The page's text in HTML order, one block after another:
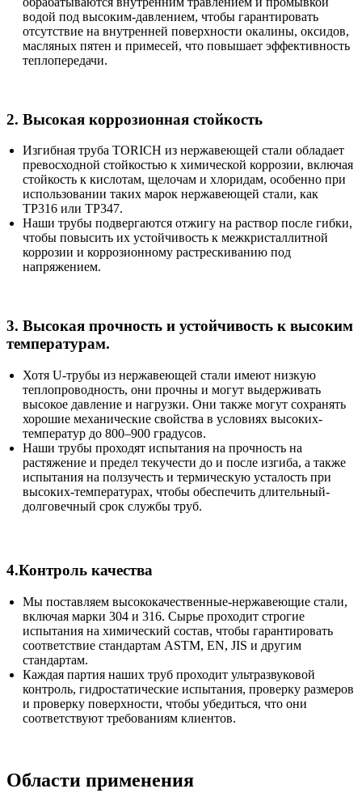
водой под высоким-давлением, чтобы гарантировать
отсутствие на внутренней поверхности окалины, оксидов,
масляных пятен и примесей, что повышает эффективность
теплопередачи.
2. Высокая коррозионная стойкость
Изгибная труба TORICH из нержавеющей стали обладает
превосходной стойкостью к химической коррозии, включая
стойкость к кислотам, щелочам и хлоридам, особенно при
использовании таких марок нержавеющей стали, как
TP316 или TP347.
Наши трубы подвергаются отжигу на раствор после гибки,
чтобы повысить их устойчивость к межкристаллитной
коррозии и коррозионному растрескиванию под
напряжением.
3. Высокая прочность и устойчивость к высоким
температурам.
Хотя U-трубы из нержавеющей стали имеют низкую
теплопроводность, они прочны и могут выдерживать
высокое давление и нагрузки. Они также могут сохранять
хорошие механические свойства в условиях высоких-
температур до 800–900 градусов.
Наши трубы проходят испытания на прочность на
растяжение и предел текучести до и после изгиба, а также
испытания на ползучесть и термическую усталость при
высоких-температурах, чтобы обеспечить длительный-
долговечный срок службы труб.
4.Контроль качества
Мы поставляем высококачественные-нержавеющие стали,
включая марки 304 и 316. Сырье проходит строгие
испытания на химический состав, чтобы гарантировать
соответствие стандартам ASTM, EN, JIS и другим
стандартам.
Каждая партия наших труб проходит ультразвуковой
контроль, гидростатические испытания, проверку размеров
и проверку поверхности, чтобы убедиться, что они
соответствуют требованиям клиентов.
Области применения